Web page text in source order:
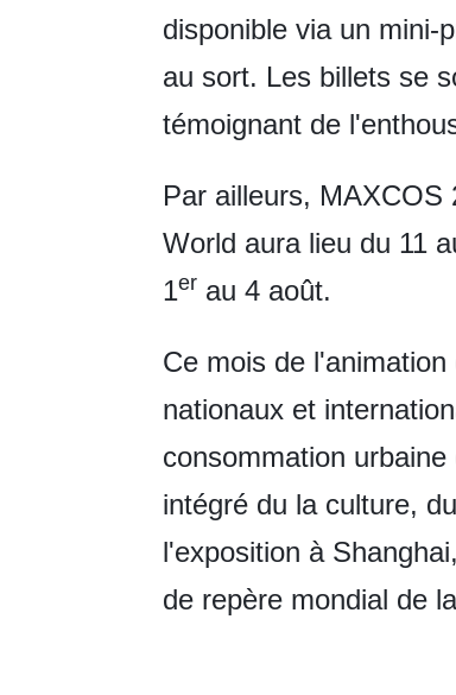
disponible via un mini-
au sort. Les billets se
témoignant de
Par ailleurs, MAXCOS
World aura lieu du 11
1er au 4 août.
Ce mois de
nationaux et
consommation
intégré du la culture,
l'exposition à
de repère mondial de